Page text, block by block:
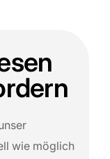
wie möglich